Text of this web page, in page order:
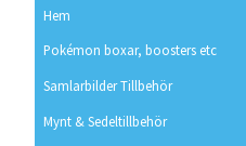
Hem
Pokémon boxar, boosters etc
Samlarbilder Tillbehör
Mynt & Sedeltillbehör